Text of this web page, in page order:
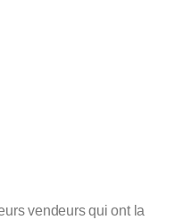
vendeurs qui ont la